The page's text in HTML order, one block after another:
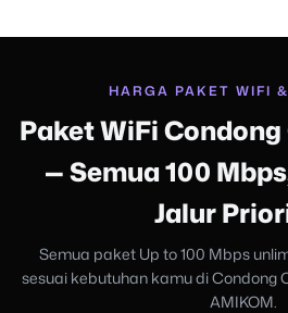
HARGA PAKET WIFI
Paket WiFi
— Semua 100
Jalur
Semua paket Up to 100 Mbps
sesuai kebutuhan kamu di Condong
AMIKOM.